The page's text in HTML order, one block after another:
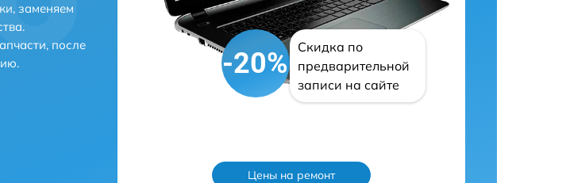
заменяем
после
-20%
Скидка по
предварительной
записи на сайте
Цены на ремонт